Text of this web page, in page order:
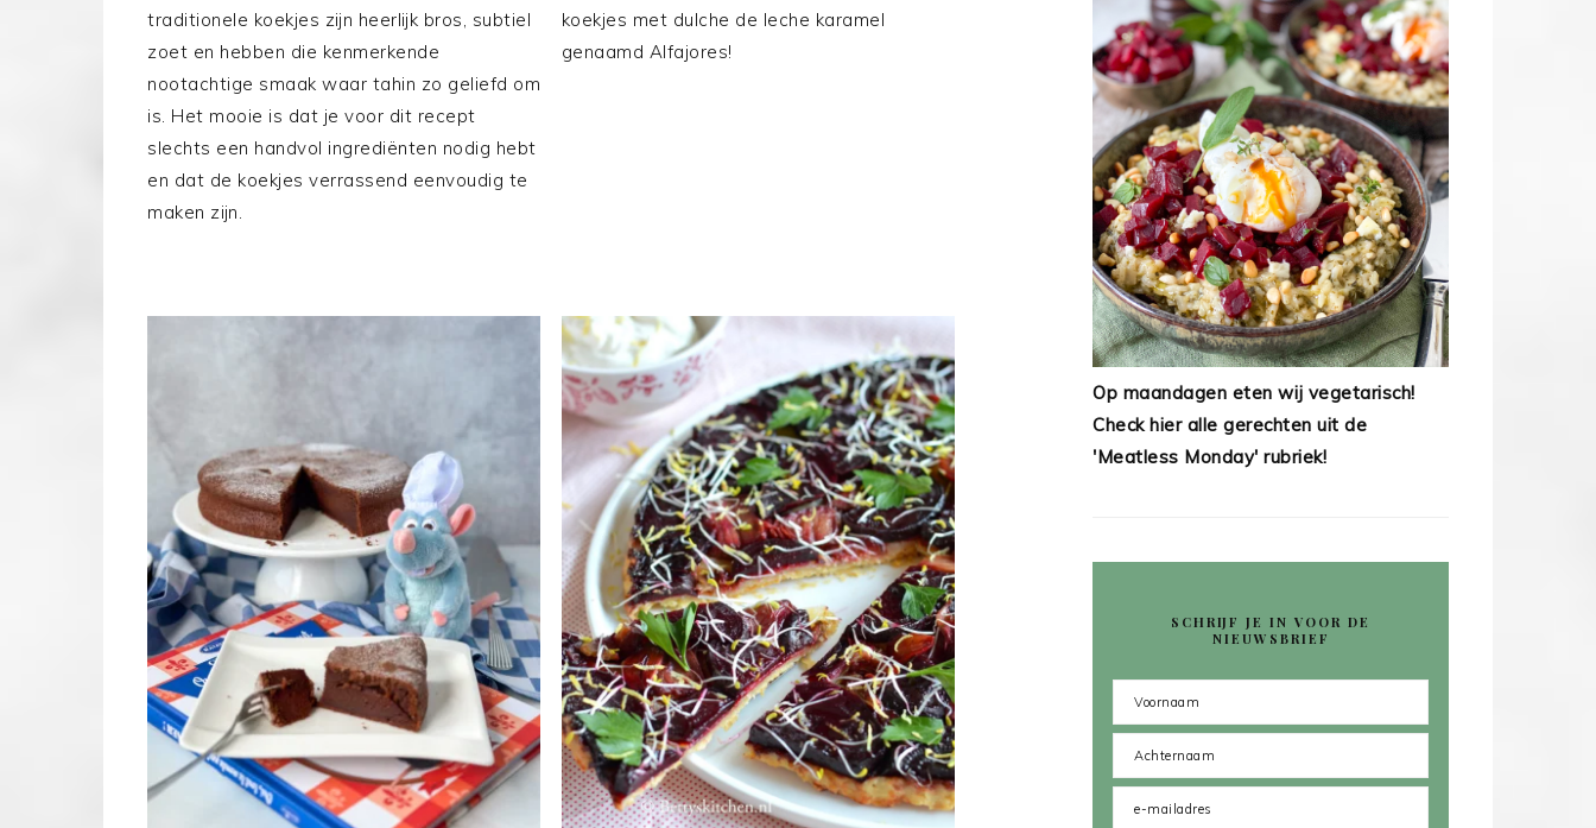
traditionele koekjes zijn heerlijk bros, subtiel
zoet en hebben die kenmerkende
nootachtige smaak waar tahin zo geliefd om
is. Het mooie is dat je voor dit recept
slechts een handvol ingrediënten nodig hebt
en dat de koekjes verrassend eenvoudig te
maken zijn.
koekjes met dulche de leche karamel
genaamd Alfajores!
Op maandagen eten wij vegetarisch!
Check hier alle gerechten uit de
'Meatless Monday' rubriek!
SCHRIJF JE IN VOOR DE
NIEUWSBRIEF